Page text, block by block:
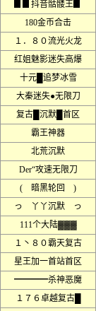
▊▊抖音骷髅王▊
180金币合击
１．８０流光火龙
红姐魅影迷失高爆
十元█追梦冰雪
大秦迷失●无限刀
复古█沉默█首区
霸王神器
北荒沉默
Der“攻速无限刀
( 暗黑轮回 )
っ 丫丫沉默 っ
111个大陆▓▓▓
１丶８０霸天复古
星王加一首站首区
━━━━杀神恶魔
１７６卓越复古█